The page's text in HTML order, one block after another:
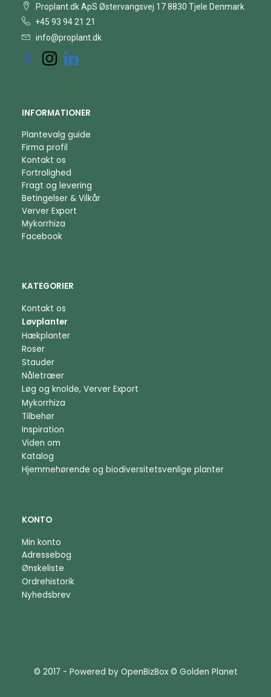
Proplant.dk ApS Østervangsvej 17 8830 Tjele Denmark
+45 93 94 21 21
info@proplant.dk
INFORMATIONER
Plantevalg guide
Firma profil
Kontakt os
Fortrolighed
Fragt og levering
Betingelser & Vilkår
Verver Export
Mykorrhiza
Facebook
KATEGORIER
Kontakt os
Løvplanter
Hækplanter
Roser
Stauder
Nåletræer
Løg og knolde, Verver Export
Mykorrhiza
Tilbehør
Inspiration
Viden om
Katalog
Hjemmehørende og biodiversitetsvenlige planter
KONTO
Min konto
Adressebog
Ønskeliste
Ordrehistorik
Nyhedsbrev
© 2017 - Powered by OpenBizBox© Golden Planet